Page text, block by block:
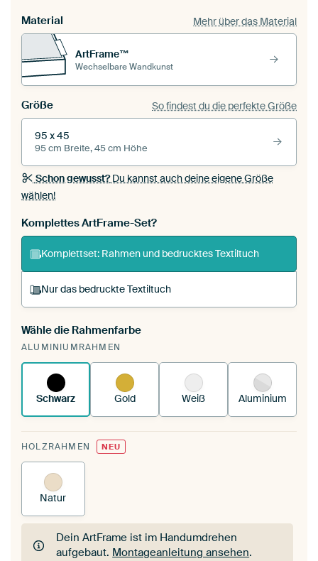
Material Mehr über das Material
ArtFrame™
Wechselbare Wandkunst
Größe So findest du die perfekte Größe
95 x 45
95 cm Breite, 45 cm Höhe
Schon gewusst?Du kannst auch deine eigene Größe
wählen!
Komplettes ArtFrame-Set?
Komplettset: Rahmen und bedrucktes Textiltuch
Nur das bedruckte Textiltuch
Du spannst einen wechselbaren Textiltuch in
deinen vorhandenen ArtFrame™.
funktioniert es.
Wähle die Rahmenfarbe
ALUMINIUMRAHMEN
Schwarz Gold Weiß Aluminium
HOLZRAHMEN NEU
Natur
Dein ArtFrame ist im Handumdrehen
aufgebaut. Montageanleitung ansehen.